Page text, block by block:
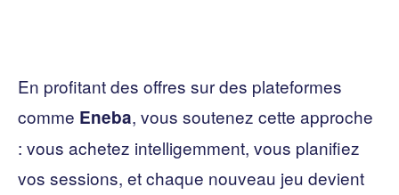
En profitant des offres sur des plateformes
comme Eneba, vous soutenez cette approche
: vous achetez intelligemment, vous planifiez
vos sessions, et chaque nouveau jeu devient